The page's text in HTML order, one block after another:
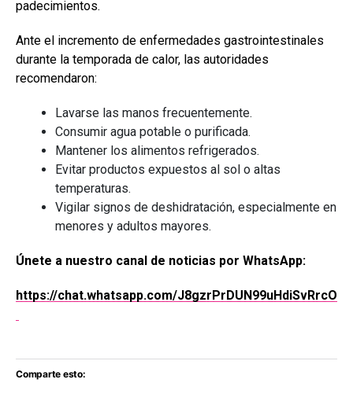
padecimientos.
Ante el incremento de enfermedades gastrointestinales
durante la temporada de calor, las autoridades
recomendaron:
Lavarse las manos frecuentemente.
Consumir agua potable o purificada.
Mantener los alimentos refrigerados.
Evitar productos expuestos al sol o altas
temperaturas.
Vigilar signos de deshidratación, especialmente en
menores y adultos mayores.
Únete a nuestro canal de noticias por WhatsApp:
https://chat.whatsapp.com/J8gzrPrDUN99uHdiSvRrcO
Comparte esto: